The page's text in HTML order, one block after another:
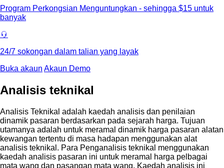
Program Perkongsian Menguntungkan - sehingga $15 untuk
banyak
24/7 sokongan dalam talian yang layak
Buka akaun Akaun Demo
Analisis teknikal
Analisis Teknikal adalah kaedah analisis dan penilaian
dinamik pasaran berdasarkan pada sejarah harga. Tujuan
utamanya adalah untuk meramal dinamik harga pasaran alatan
kewangan tertentu di masa hadapan menggunakan alat
analisis teknikal. Para Penganalisis teknikal menggunakan
kaedah analisis pasaran ini untuk meramal harga pelbagai
mata wang dan pasangan mata wang. Kaedah analisis ini